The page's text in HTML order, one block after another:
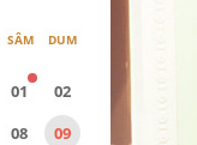
SÂM DUM
01
02
08
09